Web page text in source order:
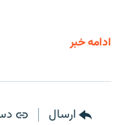
ادامه خبر
ارسال